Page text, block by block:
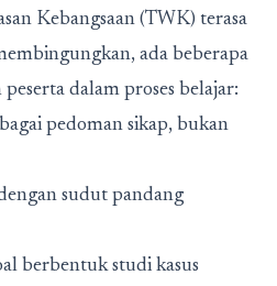
Kebangsaan (TWK) terasa
ada beberapa
dalam proses belajar:
pedoman sikap, bukan
sudut pandang
berbentuk studi kasus